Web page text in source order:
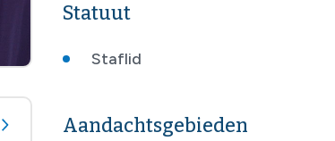
Statuut
Staflid
Aandachtsgebieden